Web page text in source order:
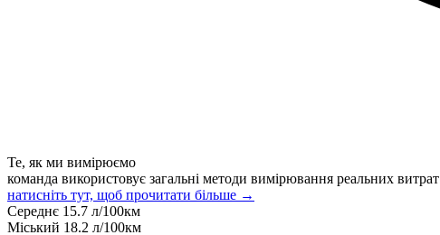
Те, як ми вимірюємо
команда використовує загальні методи вимірювання реальних витрат
натисніть тут, щоб прочитати більше →
Середнє 15.7 л/100км
Міський 18.2 л/100км